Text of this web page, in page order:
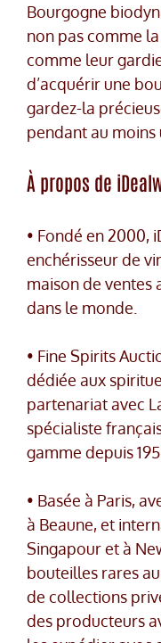
Bourgogne
non pas comme
comme leur
d’acquérir une
gardez-la
pendant au moins
À propos de
• Fondé en 2000,
enchérisseur de
maison de ventes
dans le monde.
• Fine Spirits
dédiée aux
partenariat avec
spécialiste
gamme depuis
• Basée à Paris,
à Beaune, et
Singapour et à
bouteilles rares
de collections
des producteurs